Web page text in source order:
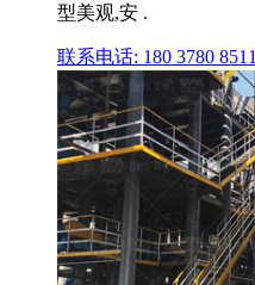
型美观,安 .
联系电话: 180 3780 8511